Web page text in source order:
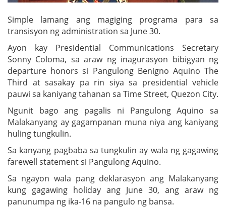
Simple lamang ang magiging programa para sa
transisyon ng administration sa June 30.
Ayon kay Presidential Communications Secretary
Sonny Coloma, sa araw ng inagurasyon bibigyan ng
departure honors si Pangulong Benigno Aquino The
Third at sasakay pa rin siya sa presidential vehicle
pauwi sa kaniyang tahanan sa Time Street, Quezon City.
Ngunit bago ang pagalis ni Pangulong Aquino sa
Malakanyang ay gagampanan muna niya ang kaniyang
huling tungkulin.
Sa kanyang pagbaba sa tungkulin ay wala ng gagawing
farewell statement si Pangulong Aquino.
Sa ngayon wala pang deklarasyon ang Malakanyang
kung gagawing holiday ang June 30, ang araw ng
panunumpa ng ika-16 na pangulo ng bansa.